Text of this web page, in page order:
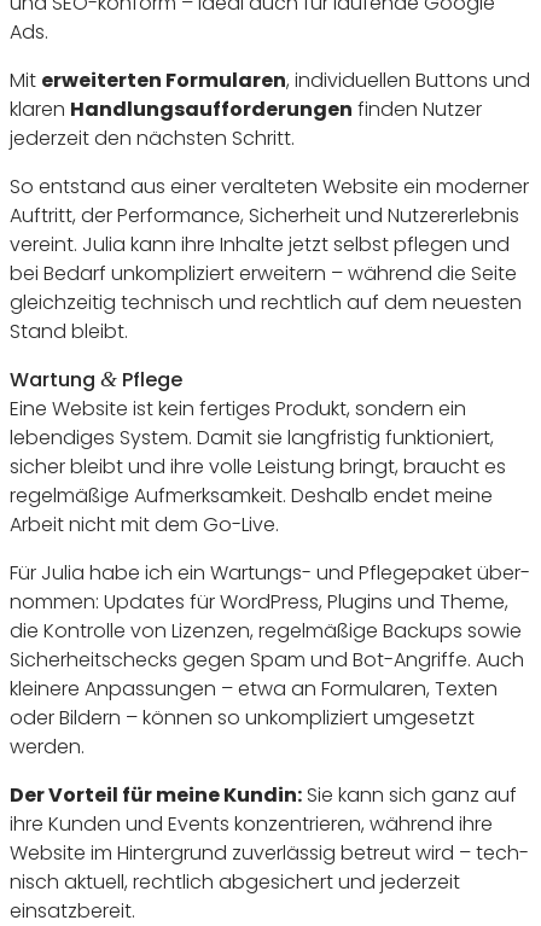
Ads.
Mit erwei­terten Formu­laren, indi­vi­du­ellen Buttons und
klaren Hand­lungs­auf­for­de­rungen finden Nutzer
jeder­zeit den nächsten Schritt.
So entstand aus einer veral­teten Website ein moderner
Auftritt, der Perfor­mance, Sicher­heit und Nutzer­er­lebnis
vereint. Julia kann ihre Inhalte jetzt selbst pflegen und
bei Bedarf unkom­pli­ziert erwei­tern – während die Seite
gleich­zeitig tech­nisch und recht­lich auf dem neuesten
Stand bleibt.
Wartung & Pflege
Eine Website ist kein fertiges Produkt, sondern ein
leben­diges System. Damit sie lang­fristig funk­tio­niert,
sicher bleibt und ihre volle Leis­tung bringt, braucht es
regel­mä­ßige Aufmerk­sam­keit. Deshalb endet meine
Arbeit nicht mit dem Go-Live.
Für Julia habe ich ein Wartungs- und Pfle­ge­paket über­
nommen: Updates für Word­Press, Plugins und Theme,
die Kontrolle von Lizenzen, regel­mä­ßige Backups sowie
Sicher­heits­checks gegen Spam und Bot-Angriffe. Auch
klei­nere Anpas­sungen – etwa an Formu­laren, Texten
oder Bildern – können so unkom­pli­ziert umge­setzt
werden.
Der Vorteil für meine Kundin: Sie kann sich ganz auf
ihre Kunden und Events konzen­trieren, während ihre
Website im Hinter­grund zuver­lässig betreut wird – tech­
nisch aktuell, recht­lich abge­si­chert und jeder­zeit
einsatzbereit.